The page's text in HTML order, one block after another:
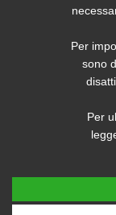
Lavendaria
Per
sono
Per